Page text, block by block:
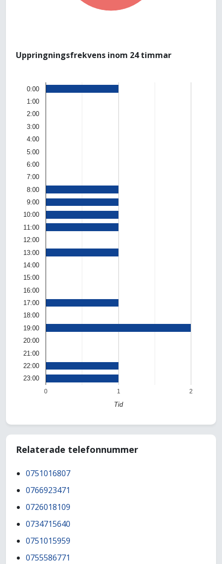
Uppringningsfrekvens inom 24 timmar
0 1 2
0:00
1:00
2:00
3:00
4:00
5:00
6:00
7:00
8:00
9:00
10:00
11:00
12:00
13:00
14:00
15:00
16:00
17:00
18:00
19:00
20:00
21:00
22:00
23:00
Tid
Relaterade telefonnummer
0751016807
0766923471
0726018109
0734715640
0751015959
0755586771